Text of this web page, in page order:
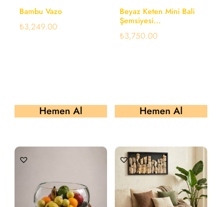
Bambu Vazo
₺3,249.00
Hemen Al
Beyaz Keten Mini Bali
Şemsiyesi...
₺3,750.00
Hemen Al